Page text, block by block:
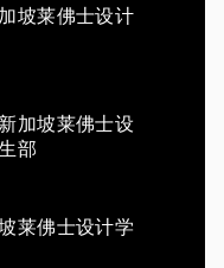
坡莱佛士设计
加坡莱佛士设
部
莱佛士设计学